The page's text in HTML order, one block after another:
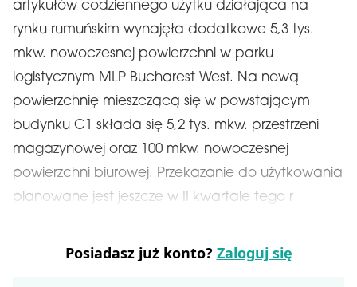
artykułów codziennego użytku działająca na
rynku rumuńskim wynajęła dodatkowe 5,3 tys.
mkw. nowoczesnej powierzchni w parku
logistycznym MLP Bucharest West. Na nową
powierzchnię mieszczącą się w powstającym
budynku C1 składa się 5,2 tys. mkw. przestrzeni
magazynowej oraz 100 mkw. nowoczesnej
powierzchni biurowej. Przekazanie do użytkowania
planowane jest jeszcze w II kwartale tego r
Posiadasz już konto? Zaloguj się